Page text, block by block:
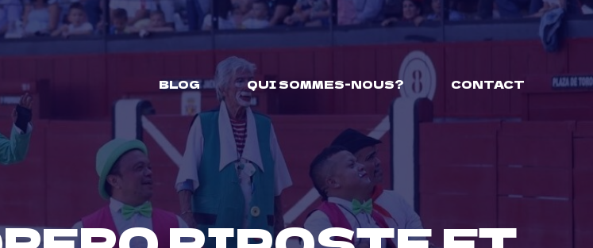
BLOG
QUI SOMMES-NOUS? CONTACT